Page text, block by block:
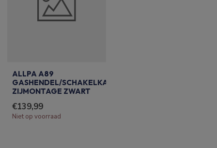
ALLPA A89
GASHENDEL/SCHAKELKAST
ZIJMONTAGE ZWART
€139,99
Niet op voorraad